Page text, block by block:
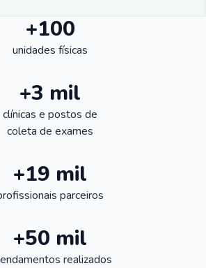
+100
unidades físicas
+3 mil
clínicas e postos de
coleta de exames
+19 mil
parceiros
+50 mil
realizados